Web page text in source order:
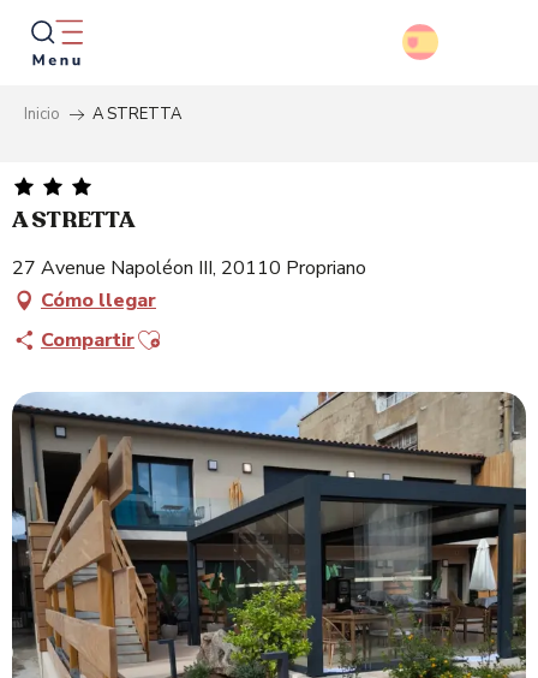
Aller
contenu
principal
Inicio A STRETTA
A STRETTA
27 Avenue Napoléon III, 20110 Propriano
Cómo llegar
CompartirAjouter aux favoris